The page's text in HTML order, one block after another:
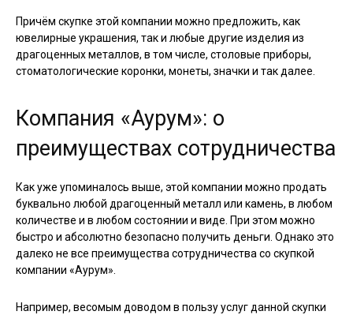
Причём скупке этой компании можно предложить, как
ювелирные украшения, так и любые другие изделия из
драгоценных металлов, в том числе, столовые приборы,
стоматологические коронки, монеты, значки и так далее.
Компания «Аурум»: о
преимуществах сотрудничества
Как уже упоминалось выше, этой компании можно продать
буквально любой драгоценный металл или камень, в любом
количестве и в любом состоянии и виде. При этом можно
быстро и абсолютно безопасно получить деньги. Однако это
далеко не все преимущества сотрудничества со скупкой
компании «Аурум».
Например, весомым доводом в пользу услуг данной скупки